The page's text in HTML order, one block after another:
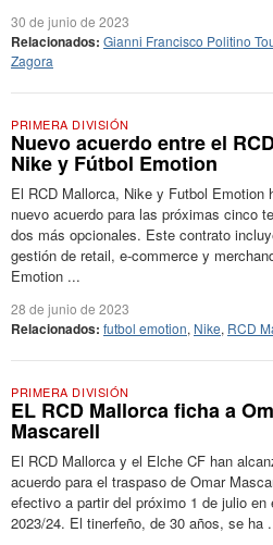
30 de junio de 2023
Relacionados: Gianni Francisco Politino
Zagora
PRIMERA DIVISIÓN
Nuevo acuerdo entre el
Nike y Fútbol Emotion
El RCD Mallorca, Nike y Futbol Emotion
nuevo acuerdo para las próximas cinco
dos más opcionales. Este contrato
gestión de retail, e-commerce y
Emotion ...
28 de junio de 2023
Relacionados: futbol emotion, Nike, RCD
PRIMERA DIVISIÓN
EL RCD Mallorca ficha a
Mascarell
El RCD Mallorca y el Elche CF han
acuerdo para el traspaso de Omar
efectivo a partir del próximo 1 de julio en
2023/24. El tinerfeño, de 30 años, se ha